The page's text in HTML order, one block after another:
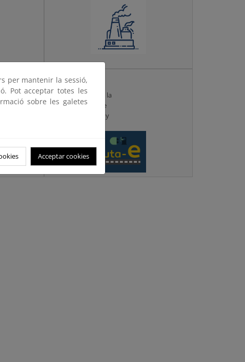
App Ruta-e
Información sobre la
aplicación móvil de
puntos de recarga y
per mantenir la sessió,
Pot acceptar totes les
sobre les galetes
Acceptar cookies